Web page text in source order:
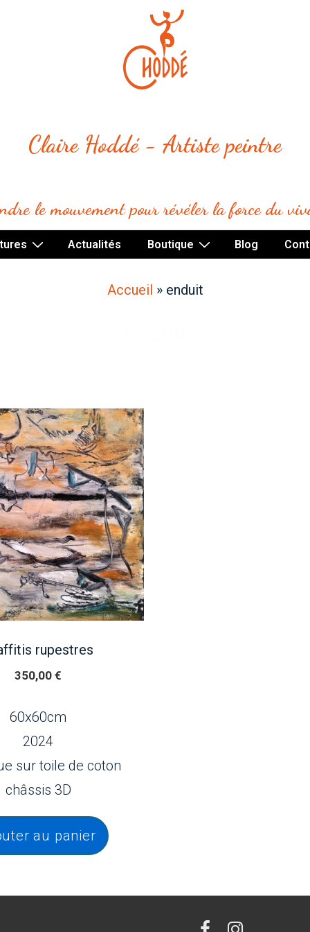
Claire Hoddé - Artiste peintre
le mouvement pour révéler la force du
Actualités Boutique Blog
Accueil » enduit
rupestres
350,00€
60x60cm
2024
sur toile de coton
châssis 3D
au panier